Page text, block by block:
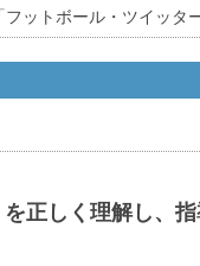
ットボール・ツイッター
を正しく理解し、